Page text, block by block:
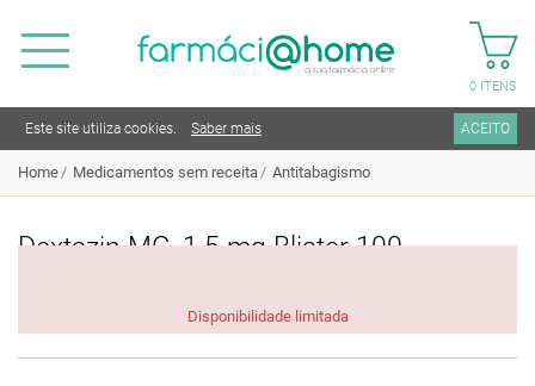
0 ITENS
Este site utiliza cookies. Saber mais ACEITO
Home Medicamentos sem receita Antitabagismo
Dextazin MG, 1.5 mg Blister 100
Disponibilidade limitada